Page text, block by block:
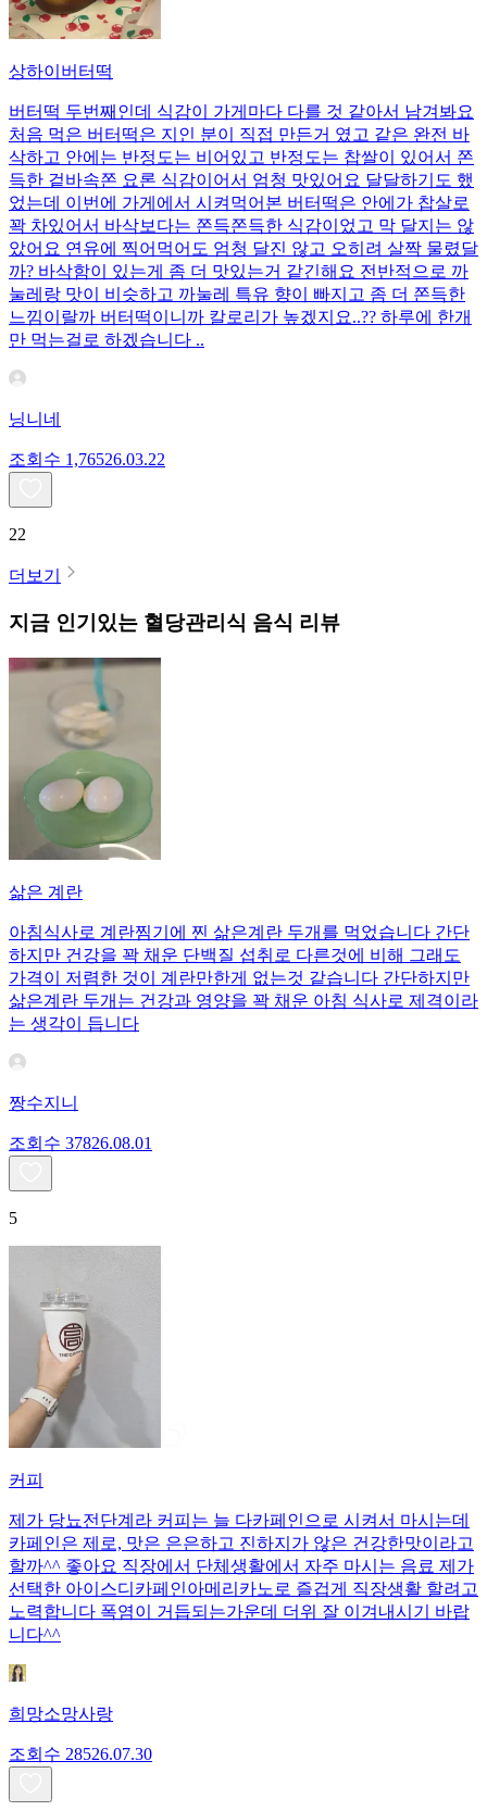
상하이버터떡
버터떡 두번째인데 식감이 가게마다 다를 것 같아서 남겨봐요
처음 먹은 버터떡은 지인 분이 직접 만든거 였고 같은 완전 바
삭하고 안에는 반정도는 비어있고 반정도는 찹쌀이 있어서 쫀
득한 겉바속쫀 요론 식감이어서 엄청 맛있어요 달달하기도 했
었는데 이번에 가게에서 시켜먹어본 버터떡은 안에가 찹살로
꽉 차있어서 바삭보다는 쫀득쫀득한 식감이었고 막 달지는 않
았어요 연유에 찍어먹어도 엄청 달진 않고 오히려 살짝 물렸달
까? 바삭함이 있는게 좀 더 맛있는거 같긴해요 전반적으로 까
눌레랑 맛이 비슷하고 까눌레 특유 향이 빠지고 좀 더 쫀득한
느낌이랄까 버터떡이니까 칼로리가 높겠지요..?? 하루에 한개
만 먹는걸로 하겠습니다 ..
닝니네
조회수 1,76526.03.22
22
더보기
지금 인기있는 혈당관리식 음식 리뷰
삶은 계란
아침식사로 계란찜기에 찐 삶은계란 두개를 먹었습니다 간단
하지만 건강을 꽉 채운 단백질 섭취로 다른것에 비해 그래도
가격이 저렴한 것이 계란만한게 없는것 같습니다 간단하지만
삶은계란 두개는 건강과 영양을 꽉 채운 아침 식사로 제격이라
는 생각이 듭니다
짱수지니
조회수 37826.08.01
5
커피
제가 당뇨전단계라 커피는 늘 다카페인으로 시켜서 마시는데
카페인은 제로, 맛은 은은하고 진하지가 않은 건강한맛이라고
할까^^ 좋아요 직장에서 단체생활에서 자주 마시는 음료 제가
선택한 아이스디카페인아메리카노로 즐겁게 직장생활 할려고
노력합니다 폭염이 거듭되는가운데 더위 잘 이겨내시기 바랍
니다^^
희망소망사랑
조회수 28526.07.30